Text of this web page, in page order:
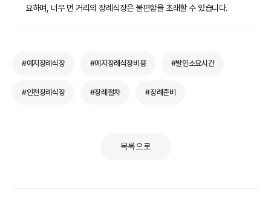
요하며, 너무 먼 거리의 장례식장은 불편함을 초래할 수 있습니다.
#예지장례식장 #예지장례식장비용 #발인소요시간
#인천장례식장 #장례절차 #장례준비
목록으로